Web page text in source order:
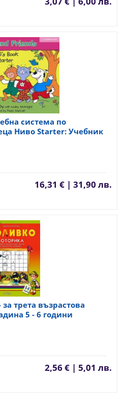
система по
Ниво Starter: Учебник
16,31 € | 31,90 лв.
трета възрастова
5 - 6 години
2,56 € | 5,01 лв.